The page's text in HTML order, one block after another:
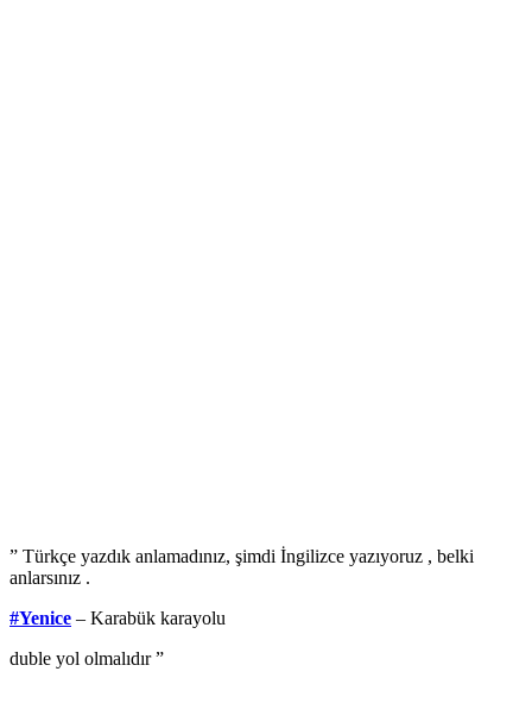
” Türkçe yazdık anlamadınız, şimdi İngilizce yazıyoruz , belki
anlarsınız .
#Yenice – Karabük karayolu
duble yol olmalıdır ”